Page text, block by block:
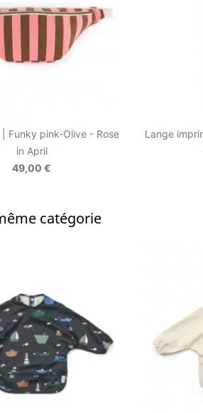
Funky pink-Olive - Rose
in April
49,00 €
Lange
catégorie